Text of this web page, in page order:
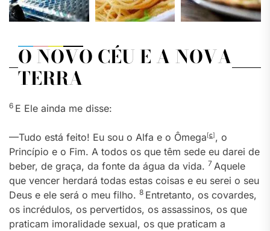
O NOVO CÉU E A NOVA
TERRA
6 E Ele ainda me disse:
—Tudo está feito! Eu sou o Alfa e o Ômega[c], o
Princípio e o Fim. A todos os que têm sede eu darei de
beber, de graça, da fonte da água da vida. 7 Aquele
que vencer herdará todas estas coisas e eu serei o seu
Deus e ele será o meu filho. 8 Entretanto, os covardes,
os incrédulos, os pervertidos, os assassinos, os que
praticam imoralidade sexual, os que praticam a